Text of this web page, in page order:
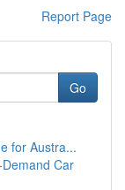
Report Page
Go
for Austra...
Car